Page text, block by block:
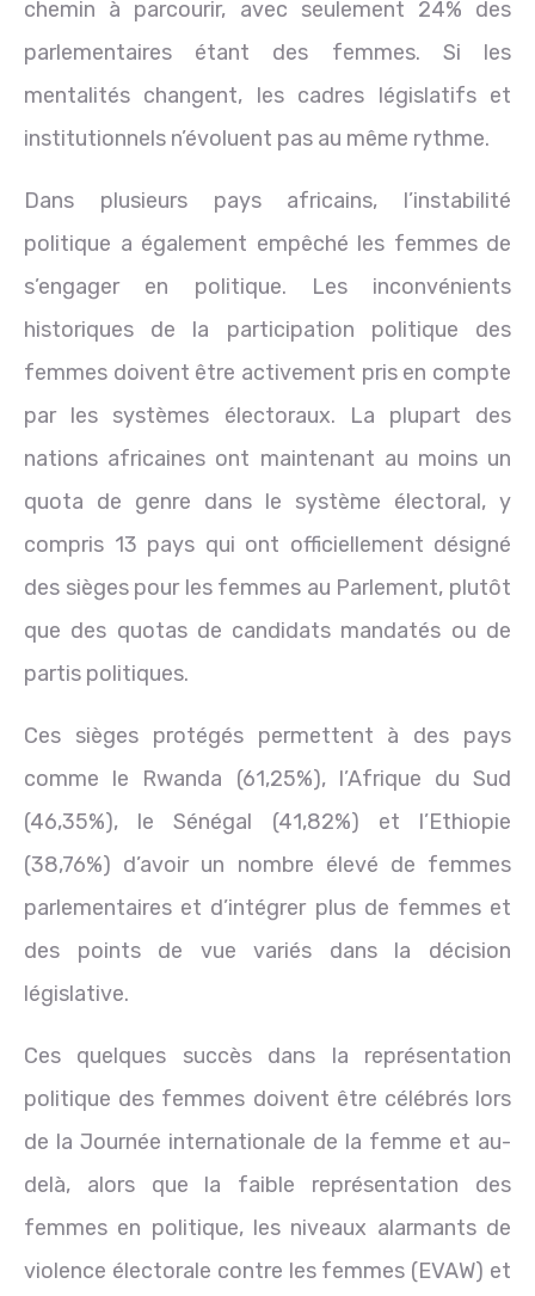
chemin à parcourir, avec seulement 24% des
parlementaires étant des femmes. Si les
mentalités changent, les cadres législatifs et
institutionnels n’évoluent pas au même rythme.
Dans plusieurs pays africains, l’instabilité
politique a également empêché les femmes de
s’engager en politique. Les inconvénients
historiques de la participation politique des
femmes doivent être activement pris en compte
par les systèmes électoraux. La plupart des
nations africaines ont maintenant au moins un
quota de genre dans le système électoral, y
compris 13 pays qui ont officiellement désigné
des sièges pour les femmes au Parlement, plutôt
que des quotas de candidats mandatés ou de
partis politiques.
Ces sièges protégés permettent à des pays
comme le Rwanda (61,25%), l’Afrique du Sud
(46,35%), le Sénégal (41,82%) et l’Ethiopie
(38,76%) d’avoir un nombre élevé de femmes
parlementaires et d’intégrer plus de femmes et
des points de vue variés dans la décision
législative.
Ces quelques succès dans la représentation
politique des femmes doivent être célébrés lors
de la Journée internationale de la femme et au-
delà, alors que la faible représentation des
femmes en politique, les niveaux alarmants de
violence électorale contre les femmes (EVAW) et